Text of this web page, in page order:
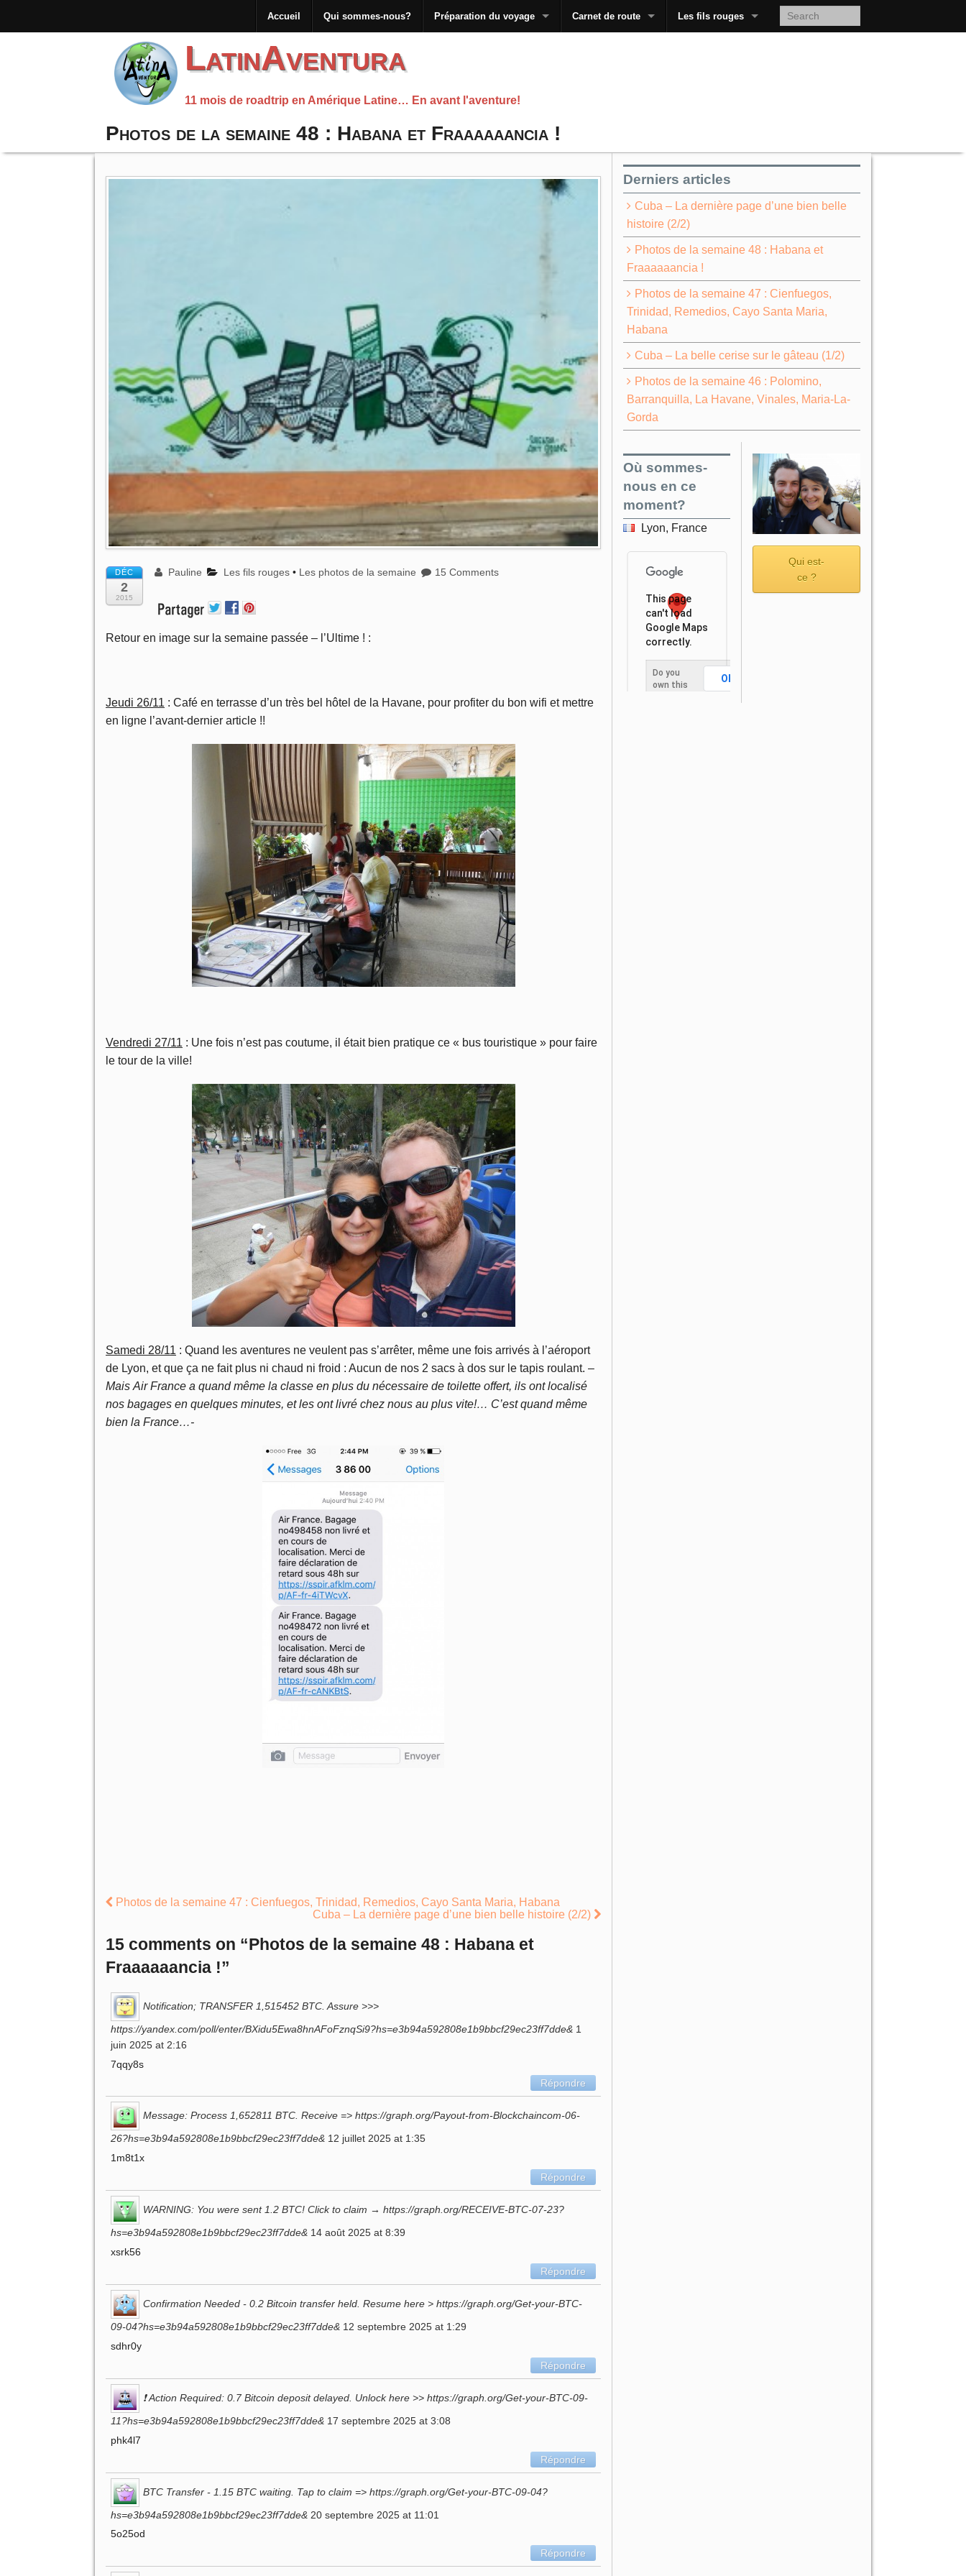
Accueil Qui sommes-nous? Préparation du voyage Carnet de route Les fils rouges
LatinAventura
11 mois de roadtrip en Amérique Latine… En avant l'aventure!
Photos de la semaine 48 : Habana et Fraaaaaancia !
DÉC
2
2015
Pauline Les fils rouges • Les photos de la semaine 15 Comments
Retour en image sur la semaine passée – l’Ultime ! :
Jeudi 26/11 : Café en terrasse d’un très bel hôtel de la Havane, pour profiter du bon wifi et mettre
en ligne l’avant-dernier article !!
Vendredi 27/11 : Une fois n’est pas coutume, il était bien pratique ce « bus touristique » pour faire
le tour de la ville!
Samedi 28/11 : Quand les aventures ne veulent pas s’arrêter, même une fois arrivés à l’aéroport
de Lyon, et que ça ne fait plus ni chaud ni froid : Aucun de nos 2 sacs à dos sur le tapis roulant. –
Mais Air France a quand même la classe en plus du nécessaire de toilette offert, ils ont localisé
nos bagages en quelques minutes, et les ont livré chez nous au plus vite!… C’est quand même
bien la France…-
Photos de la semaine 47 : Cienfuegos, Trinidad, Remedios, Cayo Santa Maria, Habana
Cuba – La dernière page d’une bien belle histoire (2/2)
15 comments on “Photos de la semaine 48 : Habana et
Fraaaaaancia !”
Notification; TRANSFER 1,515452 BTC. Assure >>>
https://yandex.com/poll/enter/BXidu5Ewa8hnAFoFznqSi9?hs=e3b94a592808e1b9bbcf29ec23ff7dde& 1
juin 2025 at 2:16
7qqy8s
Répondre
Message: Process 1,652811 BTC. Receive => https://graph.org/Payout-from-Blockchaincom-06-
26?hs=e3b94a592808e1b9bbcf29ec23ff7dde& 12 juillet 2025 at 1:35
1m8t1x
Répondre
WARNING: You were sent 1.2 BTC! Click to claim → https://graph.org/RECEIVE-BTC-07-23?
hs=e3b94a592808e1b9bbcf29ec23ff7dde& 14 août 2025 at 8:39
xsrk56
Répondre
Confirmation Needed - 0.2 Bitcoin transfer held. Resume here > https://graph.org/Get-your-BTC-
09-04?hs=e3b94a592808e1b9bbcf29ec23ff7dde& 12 septembre 2025 at 1:29
sdhr0y
Répondre
❗ Action Required: 0.7 Bitcoin deposit delayed. Unlock here >> https://graph.org/Get-your-BTC-09-
11?hs=e3b94a592808e1b9bbcf29ec23ff7dde& 17 septembre 2025 at 3:08
phk4l7
Répondre
BTC Transfer - 1.15 BTC waiting. Tap to claim => https://graph.org/Get-your-BTC-09-04?
hs=e3b94a592808e1b9bbcf29ec23ff7dde& 20 septembre 2025 at 11:01
5o25od
Répondre
Derniers articles
Cuba – La dernière page d’une bien belle
histoire (2/2)
Photos de la semaine 48 : Habana et
Fraaaaaancia !
Photos de la semaine 47 : Cienfuegos,
Trinidad, Remedios, Cayo Santa Maria,
Habana
Cuba – La belle cerise sur le gâteau (1/2)
Photos de la semaine 46 : Polomino,
Barranquilla, La Havane, Vinales, Maria-La-
Gorda
Où sommes-
nous en ce
moment?
Lyon, France
This page
can't load
Google Maps
correctly.
Do you
own this
OK
Qui est-
ce ?